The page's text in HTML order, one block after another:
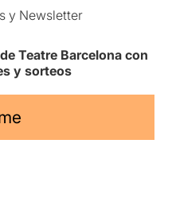
y Newsletter
Teatre Barcelona con
y sorteos